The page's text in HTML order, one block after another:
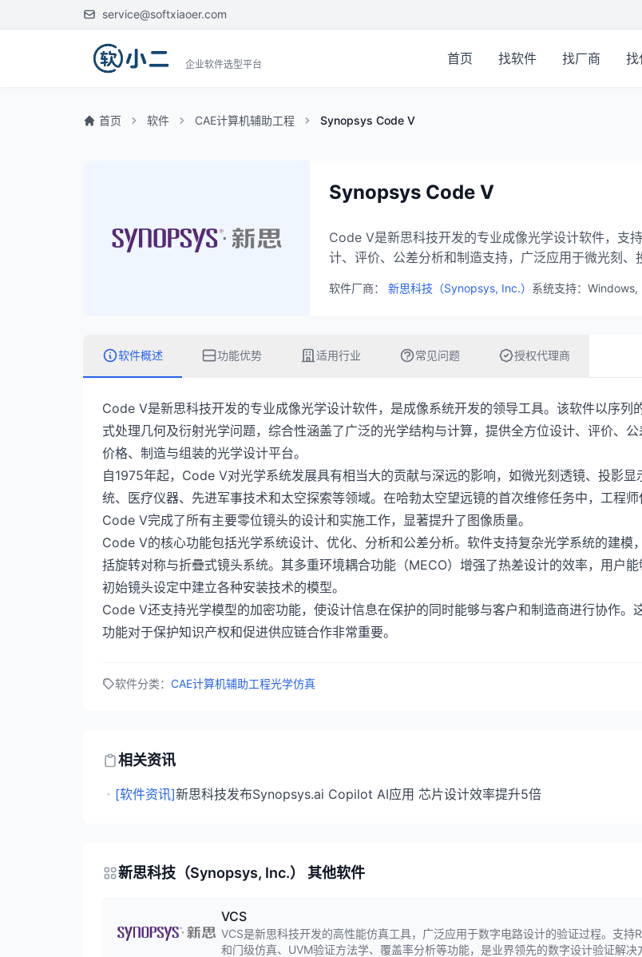
service@softxiaoer.com
企业软件选型平台 首页 找软件 找厂商 找
首页 软件 CAE计算机辅助工程 Synopsys Code V
Synopsys Code V
Code V是新思科技开发的专业成像光学设计软件，支
计、评价、公差分析和制造支持，广泛应用于微光刻、
软件厂商： 新思科技（Synopsys, Inc.） 系统支持：Windows,
软件概述 功能优势 适用行业 常见问题 授权代理商
Code V是新思科技开发的专业成像光学设计软件，是成像系统开发的领导工具。该软件以序列
式处理几何及衍射光学问题，综合性涵盖了广泛的光学结构与计算，提供全方位设计、评价、公
价格、制造与组装的光学设计平台。
自1975年起，Code V对光学系统发展具有相当大的贡献与深远的影响，如微光刻透镜、投影显
统、医疗仪器、先进军事技术和太空探索等领域。在哈勃太空望远镜的首次维修任务中，工程师
Code V完成了所有主要零位镜头的设计和实施工作，显著提升了图像质量。
Code V的核心功能包括光学系统设计、优化、分析和公差分析。软件支持复杂光学系统的建模
括旋转对称与折疊式镜头系统。其多重环境耦合功能（MECO）增强了热差设计的效率，用户能
初始镜头设定中建立各种安装技术的模型。
Code V还支持光学模型的加密功能，使设计信息在保护的同时能够与客户和制造商进行协作。
功能对于保护知识产权和促进供应链合作非常重要。
软件分类： CAE计算机辅助工程光学仿真
相关资讯
・ [软件资讯]新思科技发布Synopsys.ai Copilot AI应用 芯片设计效率提升5倍
新思科技（Synopsys, Inc.） 其他软件
VCS
VCS是新思科技开发的高性能仿真工具，广泛应用于数字电路设计的验证过程。支持
和门级仿真、UVM验证方法学、覆盖率分析等功能，是业界领先的数字设计验证解决